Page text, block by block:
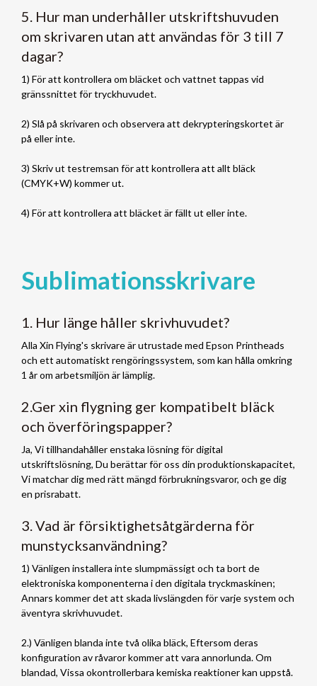
5. Hur man underhåller utskriftshuvuden
om skrivaren utan att användas för 3 till 7
dagar?
1) För att kontrollera om bläcket och vattnet tappas vid
gränssnittet för tryckhuvudet.
2) Slå på skrivaren och observera att dekrypteringskortet är
på eller inte.
3) Skriv ut testremsan för att kontrollera att allt bläck
(CMYK+W) kommer ut.
4) För att kontrollera att bläcket är fällt ut eller inte.
Sublimationsskrivare
1. Hur länge håller skrivhuvudet?
Alla Xin Flying's skrivare är utrustade med Epson Printheads
och ett automatiskt rengöringssystem, som kan hålla omkring
1 år om arbetsmiljön är lämplig.
2.Ger xin flygning ger kompatibelt bläck
och överföringspapper?
Ja, Vi tillhandahåller enstaka lösning för digital
utskriftslösning, Du berättar för oss din produktionskapacitet,
Vi matchar dig med rätt mängd förbrukningsvaror, och ge dig
en prisrabatt.
3. Vad är försiktighetsåtgärderna för
munstycksanvändning?
1) Vänligen installera inte slumpmässigt och ta bort de
elektroniska komponenterna i den digitala tryckmaskinen;
Annars kommer det att skada livslängden för varje system och
äventyra skrivhuvudet.
2.) Vänligen blanda inte två olika bläck, Eftersom deras
konfiguration av råvaror kommer att vara annorlunda. Om
blandad, Vissa okontrollerbara kemiska reaktioner kan uppstå.